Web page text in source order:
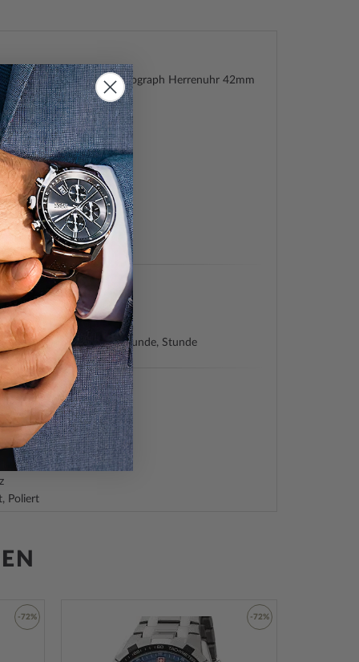
SM34033.07 Chronograph Herrenuhr 42mm
by Chrono
(Quarz)
Datum, Minute, Sekunde, Stunde
Poliert
verschraubt
-72% -72%